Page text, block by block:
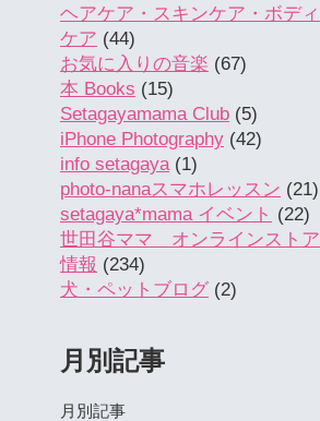
ヘアケア・スキンケア・ボディ
ケア (44)
お気に入りの音楽 (67)
本 Books (15)
Setagayamama Club (5)
iPhone Photography (42)
info setagaya(1)
photo-nanaスマホレッスン (21)
setagaya*mama イベント (22)
世田谷ママ オンラインストア
情報 (234)
犬・ペットブログ (2)
月別記事
月別記事